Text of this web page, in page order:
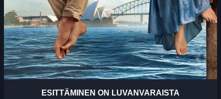
ESITTÄMINEN ON LUVANVARAISTA